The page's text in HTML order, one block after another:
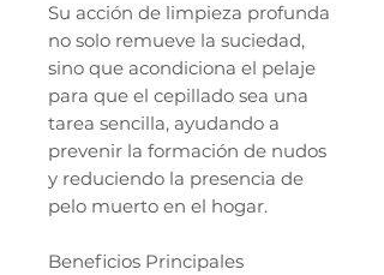
Su acción de limpieza profunda
no solo remueve la suciedad,
sino que acondiciona el pelaje
para que el cepillado sea una
tarea sencilla, ayudando a
prevenir la formación de nudos
y reduciendo la presencia de
pelo muerto en el hogar.
Beneficios Principales